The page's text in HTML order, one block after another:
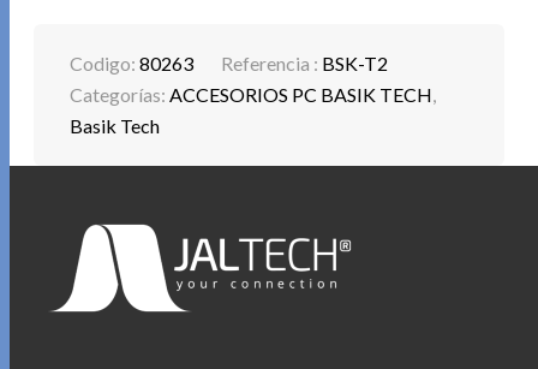
-COMPATIBLE CON WINDOWS 8/8.1/10/11 Y MAC
-1 PILA AA (NO INCLUIDA)
Codigo:80263 Referencia : BSK-T2
Categorías:ACCESORIOS PC BASIK TECH,
Basik Tech